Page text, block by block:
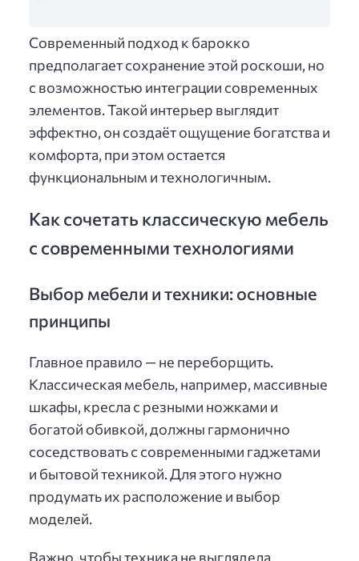
Современный подход к барокко
предполагает сохранение этой роскоши, но
с возможностью интеграции современных
элементов. Такой интерьер выглядит
эффектно, он создаёт ощущение богатства и
комфорта, при этом остается
функциональным и технологичным.
Как сочетать классическую мебель
с современными технологиями
Выбор мебели и техники: основные
принципы
Главное правило — не переборщить.
Классическая мебель, например, массивные
шкафы, кресла с резными ножками и
богатой обивкой, должны гармонично
соседствовать с современными гаджетами
и бытовой техникой. Для этого нужно
продумать их расположение и выбор
моделей.
Важно, чтобы техника не выглядела